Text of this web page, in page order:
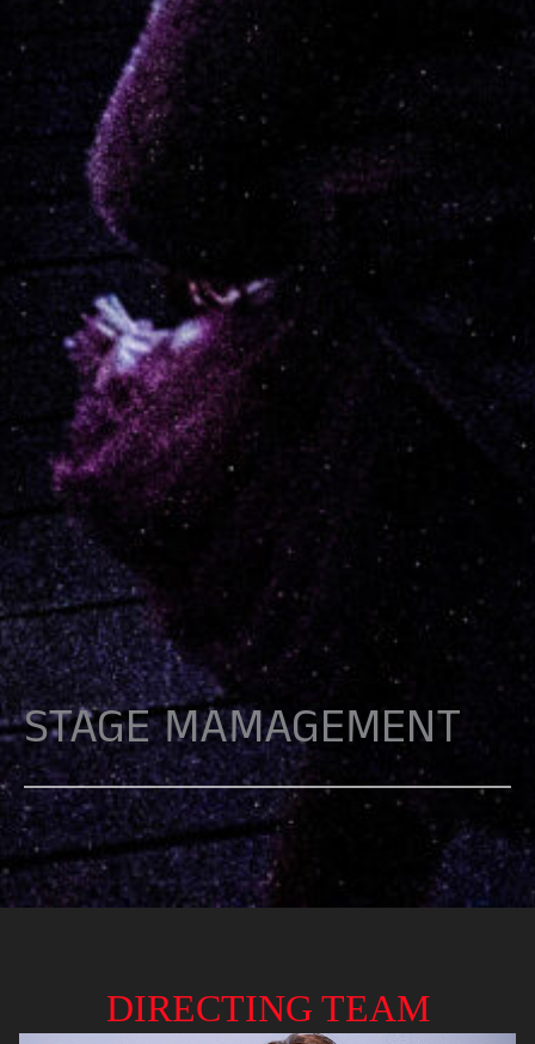
STAGE MAMAGEMENT
DIRECTING TEAM